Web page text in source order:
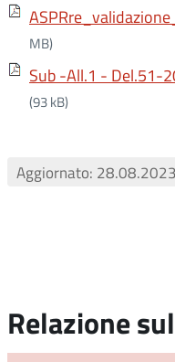
MB)
Sub -All.1 - Del.51-
(93 kB)
Aggiornato: 28.08.2023
Relazione